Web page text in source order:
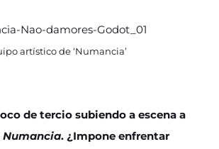
artístico de ‘Numancia’
de tercio subiendo a escena a
Numancia. ¿Impone enfrentar